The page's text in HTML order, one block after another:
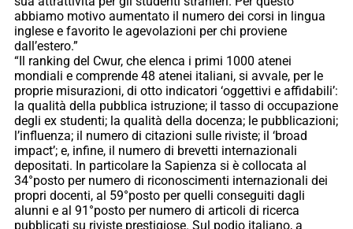
abbiamo motivo aumentato il numero dei corsi in lingua
inglese e favorito le agevolazioni per chi proviene
dall’estero.”
“Il ranking del Cwur, che elenca i primi 1000 atenei
mondiali e comprende 48 atenei italiani, si avvale, per le
proprie misurazioni, di otto indicatori ‘oggettivi e affidabili’:
la qualità della pubblica istruzione; il tasso di occupazione
degli ex studenti; la qualità della docenza; le pubblicazioni;
l’influenza; il numero di citazioni sulle riviste; il ‘broad
impact’; e, infine, il numero di brevetti internazionali
depositati. In particolare la Sapienza si è collocata al
34°posto per numero di riconoscimenti internazionali dei
propri docenti, al 59°posto per quelli conseguiti dagli
alunni e al 91°posto per numero di articoli di ricerca
pubblicati su riviste prestigiose. Sul podio italiano, a